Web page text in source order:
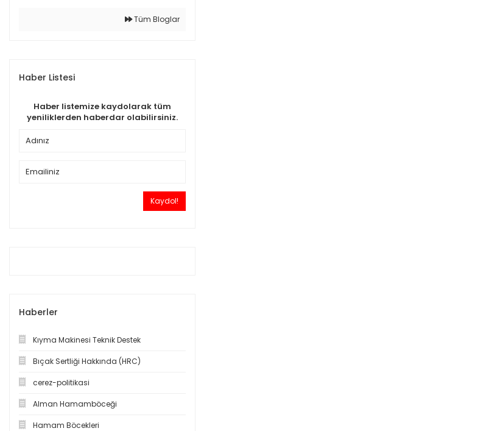
Tüm Bloglar
Haber Listesi
Haber listemize kaydolarak tüm
yeniliklerden haberdar olabilirsiniz.
Kaydol!
Haberler
Kıyma Makinesi Teknik Destek
Bıçak Sertliği Hakkında (HRC)
cerez-politikasi
Alman Hamamböceği
Hamam Böcekleri